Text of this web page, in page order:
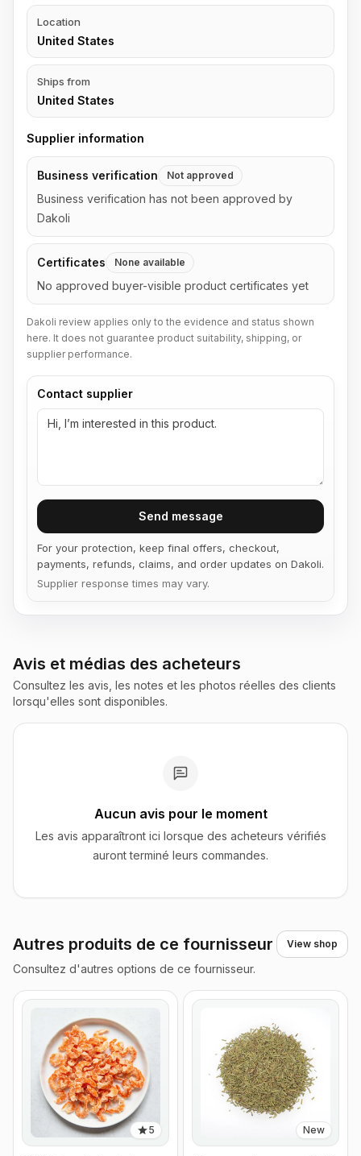
Location
United States
Ships from
United States
Supplier information
Business verification Not approved
Business verification has not been approved by
Dakoli
Certificates None available
No approved buyer-visible product certificates yet
Dakoli review applies only to the evidence and status shown
here. It does not guarantee product suitability, shipping, or
supplier performance.
Contact supplier
Send message
For your protection, keep final offers, checkout,
payments, refunds, claims, and order updates on Dakoli.
Supplier response times may vary.
Avis et médias des acheteurs
Consultez les avis, les notes et les photos réelles des clients
lorsqu'elles sont disponibles.
Aucun avis pour le moment
Les avis apparaîtront ici lorsque des acheteurs vérifiés
auront terminé leurs commandes.
Autres produits de ce fournisseur View shop
Consultez d'autres options de ce fournisseur.
5 New